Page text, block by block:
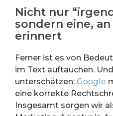
Nicht nur
sondern eine,
erinnert
Ferner ist es von
im Text auftauchen.
unterschätzen: Google
eine korrekte
Insgesamt sorgen wir